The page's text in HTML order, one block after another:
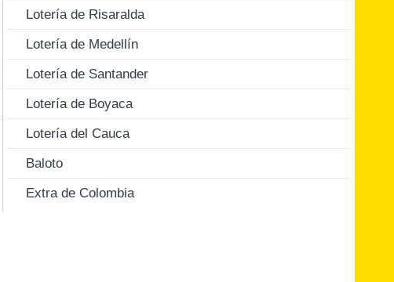
Lotería de Risaralda
Lotería de Medellín
Lotería de Santander
Lotería de Boyaca
Lotería del Cauca
Baloto
Extra de Colombia